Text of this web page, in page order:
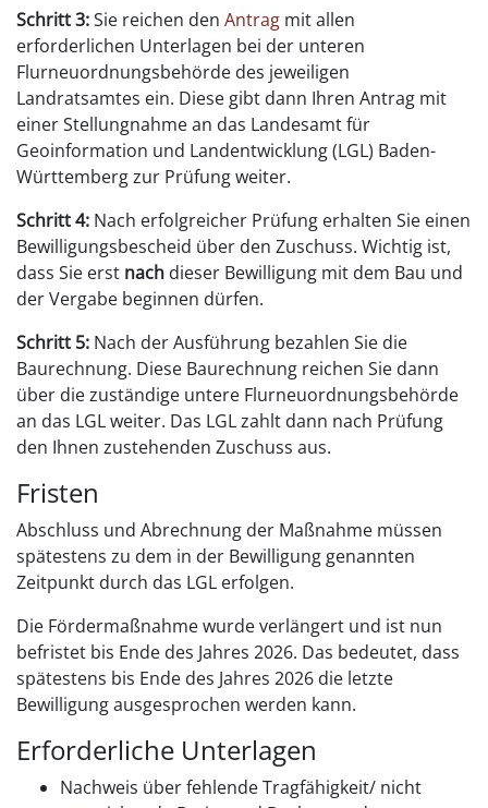
Schritt 3:Sie reichen den Antrag mit allen
erforderlichen Unterlagen bei der unteren
Flurneuordnungsbehörde des jeweiligen
Landratsamtes ein. Diese gibt dann Ihren Antrag mit
einer Stellungnahme an das Landesamt für
Geoinformation und Landentwicklung (LGL) Baden-
Württemberg zur Prüfung weiter.
Schritt 4: Nach erfolgreicher Prüfung erhalten Sie einen
Bewilligungsbescheid über den Zuschuss. Wichtig ist,
dass Sie erst nach dieser Bewilligung mit dem Bau und
der Vergabe beginnen dürfen.
Schritt 5: Nach der Ausführung bezahlen Sie die
Baurechnung. Diese Baurechnung reichen Sie dann
über die zuständige untere Flurneuordnungsbehörde
an das LGL weiter. Das LGL zahlt dann nach Prüfung
den Ihnen zustehenden Zuschuss aus.
Fristen
Abschluss und Abrechnung der Maßnahme müssen
spätestens zu dem in der Bewilligung genannten
Zeitpunkt durch das LGL erfolgen.
Die Fördermaßnahme wurde verlängert und ist nun
befristet bis Ende des Jahres 2026. Das bedeutet, dass
spätestens bis Ende des Jahres 2026 die letzte
Bewilligung ausgesprochen werden kann.
Erforderliche Unterlagen
Nachweis über fehlende Tragfähigkeit/ nicht